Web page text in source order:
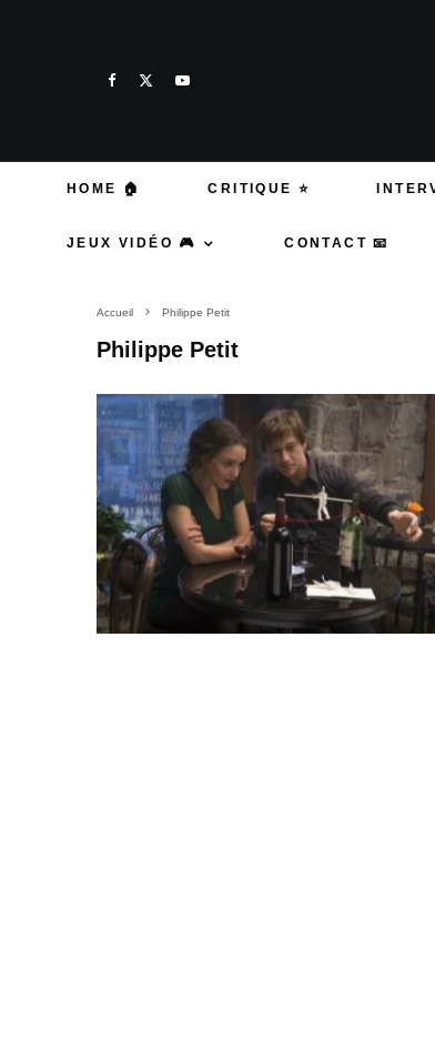
HOME 🏠 CRITIQUE ⭐
JEUX VIDÉO 🎮 CONTACT 📧
Accueil Philippe Petit
Philippe Petit